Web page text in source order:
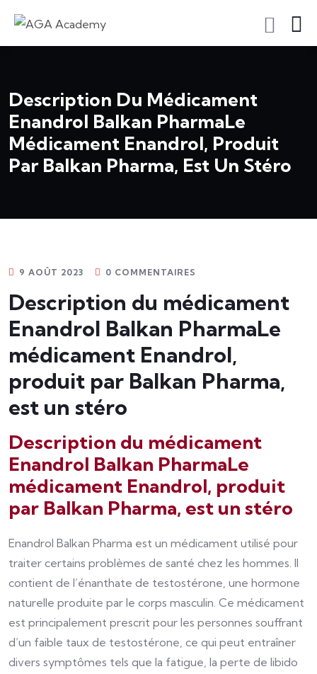
Description Du Médicament
Enandrol Balkan PharmaLe
Médicament Enandrol, Produit
Par Balkan Pharma, Est Un Stéro
9 AOÛT 2023 0 COMMENTAIRES
Description du médicament
Enandrol Balkan PharmaLe
médicament Enandrol,
produit par Balkan Pharma,
est un stéro
Description du médicament
Enandrol Balkan PharmaLe
médicament Enandrol, produit
par Balkan Pharma, est un stéro
Enandrol Balkan Pharma est un médicament utilisé pour
traiter certains problèmes de santé chez les hommes. Il
contient de l’énanthate de testostérone, une hormone
naturelle produite par le corps masculin. Ce médicament
est principalement prescrit pour les personnes souffrant
d’un faible taux de testostérone, ce qui peut entraîner
divers symptômes tels que la fatigue, la perte de libido